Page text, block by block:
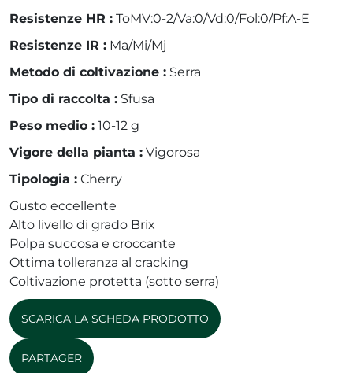
Resistenze HR : ToMV:0-2/Va:0/Vd:0/Fol:0/Pf:A-E
Resistenze IR : Ma/Mi/Mj
Metodo di coltivazione : Serra
Tipo di raccolta : Sfusa
Peso medio : 10-12 g
Vigore della pianta : Vigorosa
Tipologia : Cherry
Gusto eccellente
Alto livello di grado Brix
Polpa succosa e croccante
Ottima tolleranza al cracking
Coltivazione protetta (sotto serra)
SCARICA LA SCHEDA PRODOTTO
PARTAGER